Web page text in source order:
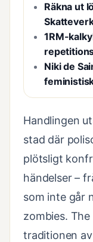
Räkna ut
1RM-
Niki de
Handlingen
stad där
plötsligt
händelser –
som inte går
zombies. The
traditionen